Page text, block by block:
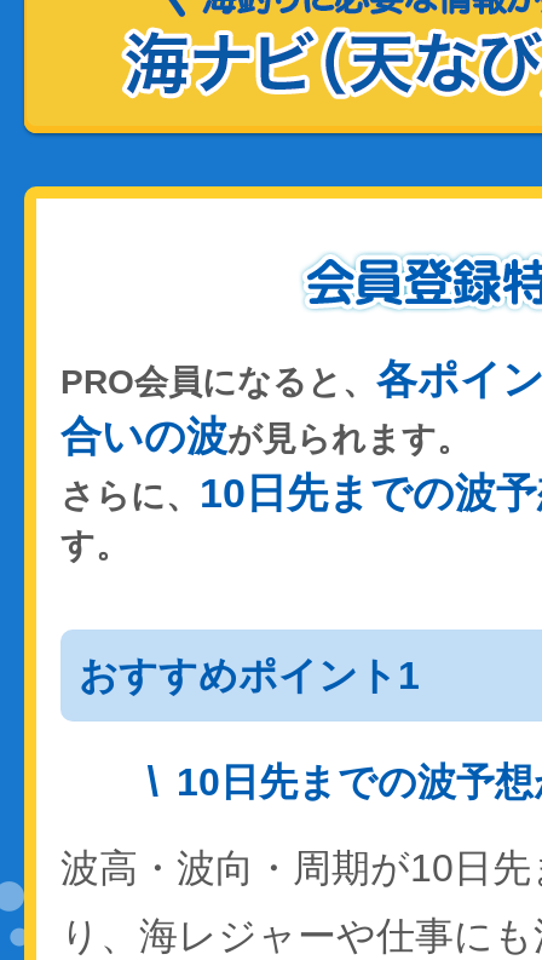
PRO会員になると、 各ポイ
合いの波が見られます。
さらに、 10日先までの波
す。
おすすめポイント1
10日先までの波予
波高・波向・周期が10日
り、海レジャーや仕事に